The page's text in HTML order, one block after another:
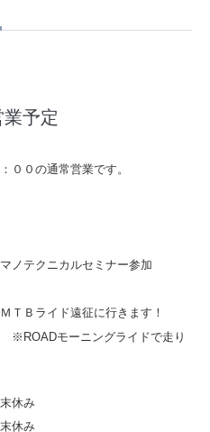
予定
００の通常営業です。
ノテクニカルセミナー参加
Ｂライド遠征に行きます！
※ROADモーニングライドで走り
休み
休み